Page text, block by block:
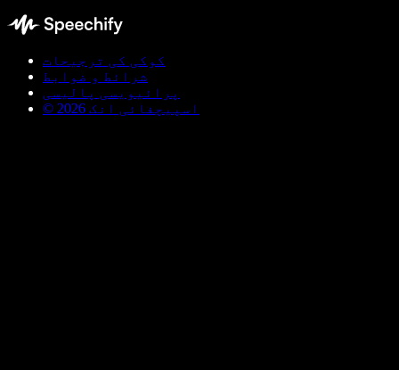
کوکی کی ترجیحات
شرائط و ضوابط
پرائیویسی پالیسی
© اسپیچفائی انک 2026